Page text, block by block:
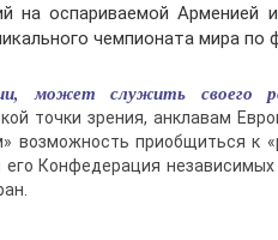
на оспариваемой Арменией
чемпионата мира
может служить своего
точки зрения, анклавам
возможность приобщиться к
его Конфедерация